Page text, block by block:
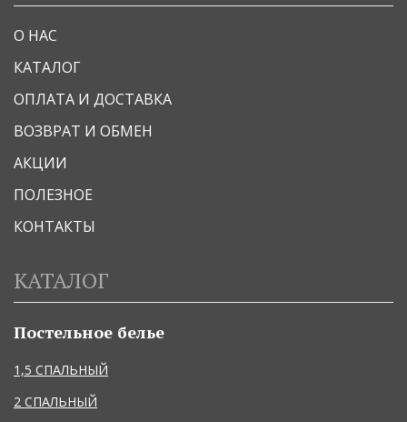
О НАС
КАТАЛОГ
ОПЛАТА И ДОСТАВКА
ВОЗВРАТ И ОБМЕН
АКЦИИ
ПОЛЕЗНОЕ
КОНТАКТЫ
КАТАЛОГ
Постельное белье
1,5 СПАЛЬНЫЙ
2 СПАЛЬНЫЙ